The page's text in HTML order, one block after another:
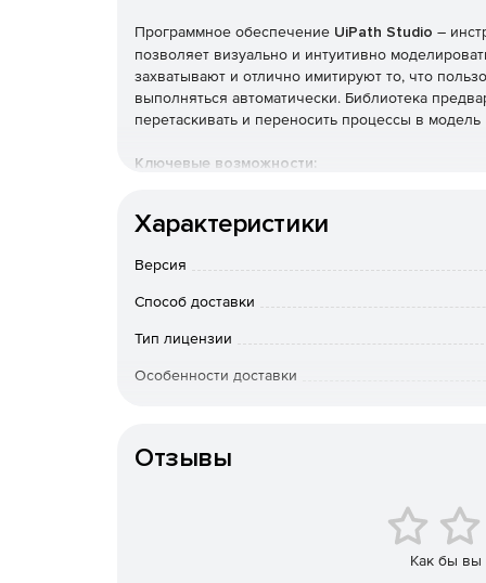
Программное обеспечение UiPath Studio –
позволяет визуально и интуитивно
захватывают и отлично имитируют то, что
выполняться автоматически. Библиотека
перетаскивать и переносить процессы в модель
Ключевые возможности:
Citrix и эмуляторов терминала. Упрощает
более быстрым и точным.
Активация Studio и установка на несколько
Централизованная активность.
Механизм Worrkflow визуально
Характеристики
Версия
Способ доставки
Тип лицензии
Особенности доставки
Отзывы
Как бы вы